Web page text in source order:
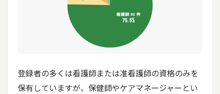
登録者の多くは看護師または准看護師の資格のみを
保有していますが、保健師やケアマネージャーとい